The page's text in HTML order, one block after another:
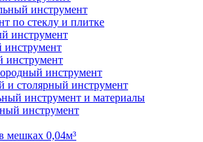
инструмент
по стеклу и плитке
инструмент
инструмент
инструмент
и столярный инструмент
инструмент и материалы
инструмент
мешках 0,04м³